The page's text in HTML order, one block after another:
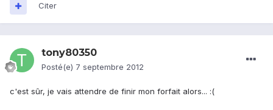
Citer
tony80350
Posté(e) 7 septembre 2012
c'est sûr, je vais attendre de finir mon forfait alors... :(